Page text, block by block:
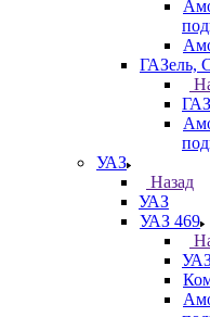
ГАЗель,
УАЗ
Назад
УАЗ
УАЗ 469